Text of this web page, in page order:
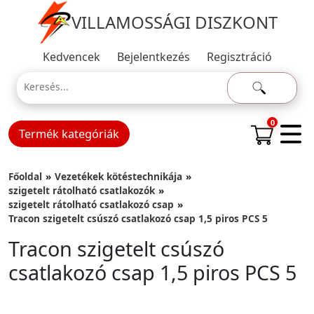
VILLAMOSSÁGI DISZKONT
Kedvencek Bejelentkezés Regisztráció
Termék kategóriák
0
Főoldal
Vezetékek kötéstechnikája
szigetelt rátolható csatlakozók
szigetelt rátolható csatlakozó csap
Tracon szigetelt csúszó csatlakozó csap 1,5 piros PCS 5
Tracon szigetelt csúszó
csatlakozó csap 1,5 piros PCS 5